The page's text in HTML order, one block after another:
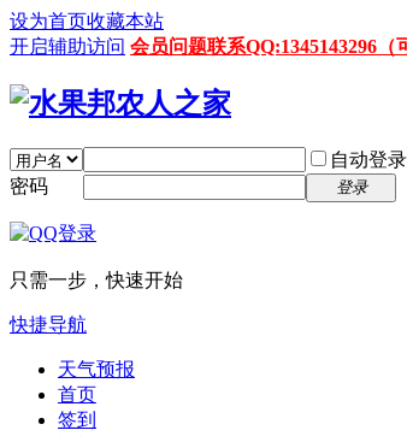
设为首页收藏本站
开启辅助访问 会员问题联系QQ:1345143296
自动登录
密码
登录
只需一步，快速开始
快捷导航
天气预报
首页
签到